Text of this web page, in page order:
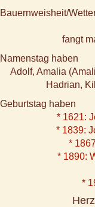
Bauernweisheit/
fangt
Namenstag haben
Adolf, Amalia
Hadrian,
Geburtstag haben
* 1621:
* 1839:
*
* 1890:
*